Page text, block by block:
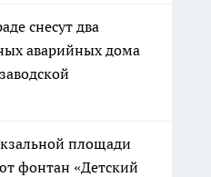
снесут два
аварийных дома
площади
фонтан «Детский